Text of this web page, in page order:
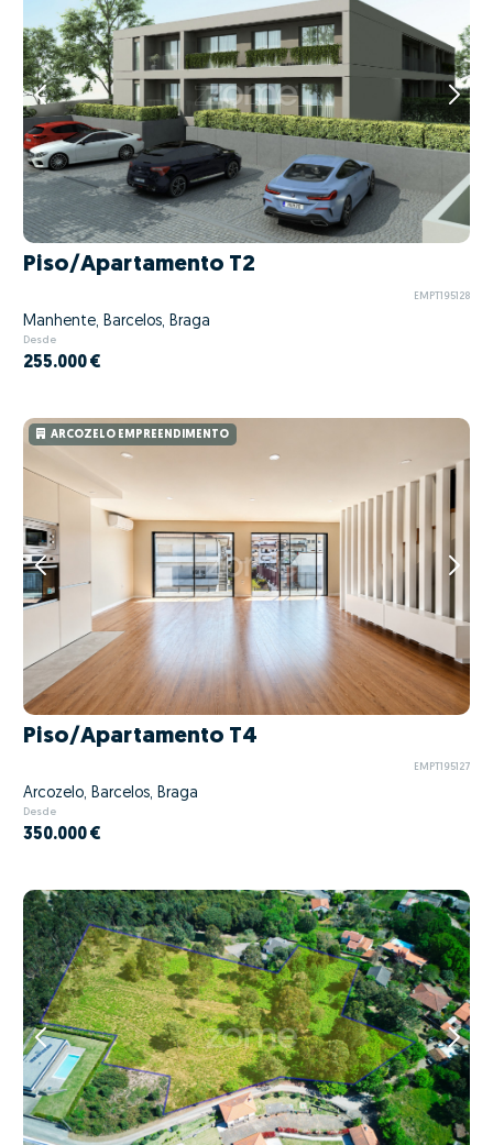
Piso/Apartamento T2
EMPT195128
Manhente, Barcelos, Braga
Desde
255.000 €
ARCOZELO EMPREENDIMENTO
Piso/Apartamento T4
EMPT195127
Arcozelo, Barcelos, Braga
Desde
350.000 €